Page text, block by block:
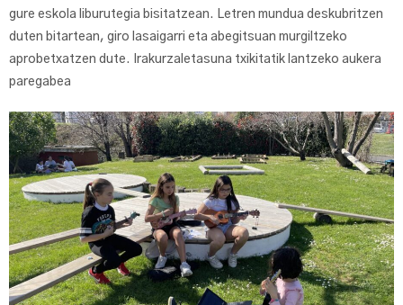
gure eskola liburutegia bisitatzean. Letren mundua deskubritzen
duten bitartean, giro lasaigarri eta abegitsuan murgiltzeko
aprobetxatzen dute. Irakurzaletasuna txikitatik lantzeko aukera
paregabea